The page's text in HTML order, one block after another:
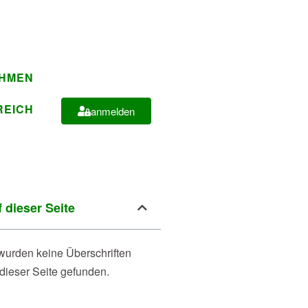
anmelden
dieser Seite
keine Überschriften
Seite gefunden.